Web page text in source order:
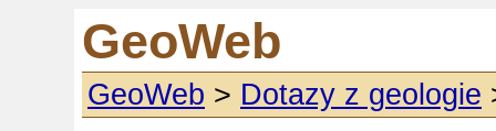
GeoWeb
GeoWeb > Dotazy z geologie